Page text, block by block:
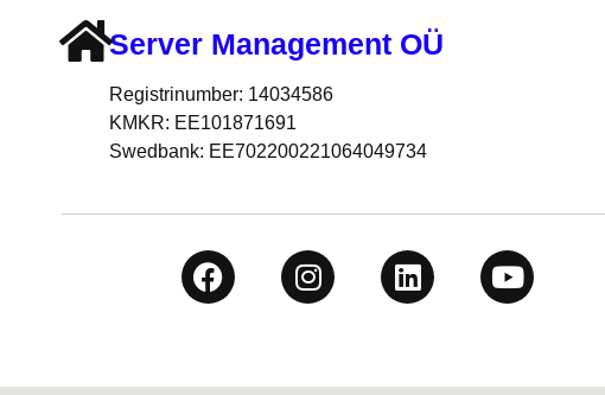
Server Management OÜ
Registrinumber: 14034586
KMKR: EE101871691
Swedbank: EE702200221064049734